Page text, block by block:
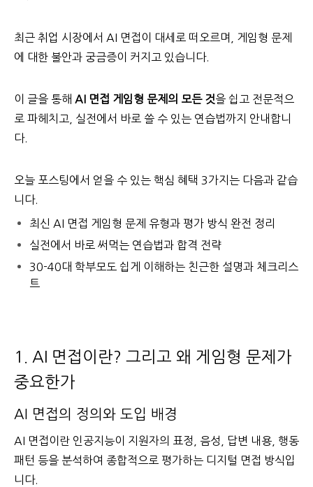
최근 취업 시장에서 AI 면접이 대세로 떠오르며, 게임형 문제
에 대한 불안과 궁금증이 커지고 있습니다.
이 글을 통해 AI 면접 게임형 문제의 모든 것을 쉽고 전문적으
로 파헤치고, 실전에서 바로 쓸 수 있는 연습법까지 안내합니
다.
오늘 포스팅에서 얻을 수 있는 핵심 혜택 3가지는 다음과 같습
니다.
최신 AI 면접 게임형 문제 유형과 평가 방식 완전 정리
실전에서 바로 써먹는 연습법과 합격 전략
30-40대 학부모도 쉽게 이해하는 친근한 설명과 체크리스
트
1. AI 면접이란? 그리고 왜 게임형 문제가
중요한가
AI 면접의 정의와 도입 배경
AI 면접이란 인공지능이 지원자의 표정, 음성, 답변 내용, 행동
패턴 등을 분석하여 종합적으로 평가하는 디지털 면접 방식입
니다.